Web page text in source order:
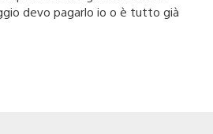
devo pagarlo io o è tutto già